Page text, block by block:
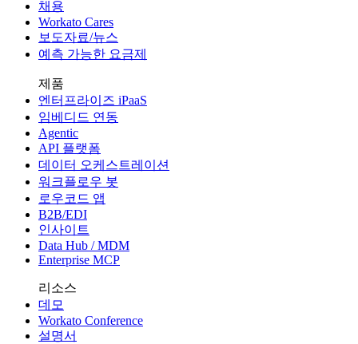
채용
Workato Cares
보도자료/뉴스
예측 가능한 요금제
제품
엔터프라이즈 iPaaS
임베디드 연동
Agentic
API 플랫폼
데이터 오케스트레이션
워크플로우 봇
로우코드 앱
B2B/EDI
인사이트
Data Hub / MDM
Enterprise MCP
리소스
데모
Workato Conference
설명서